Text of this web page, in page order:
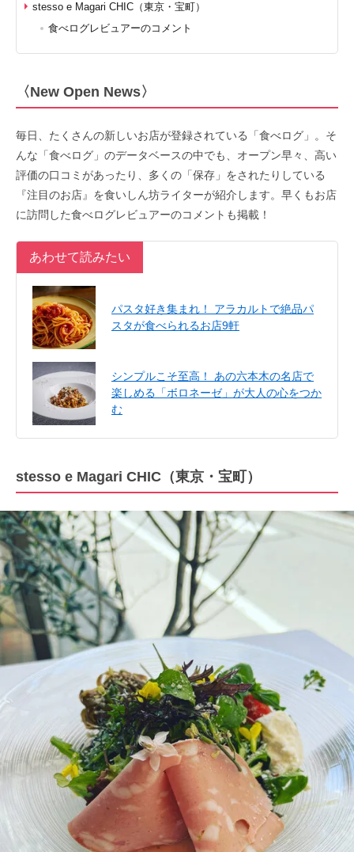
stesso e Magari CHIC（東京・宝町）
食べログレビュアーのコメント
〈New Open News〉
毎日、たくさんの新しいお店が登録されている「食べログ」。そ
んな「食べログ」のデータベースの中でも、オープン早々、高い
評価の口コミがあったり、多くの「保存」をされたりしている
『注目のお店』を食いしん坊ライターが紹介します。早くもお店
に訪問した食べログレビュアーのコメントも掲載！
あわせて読みたい
パスタ好き集まれ！ アラカルトで絶品パ
スタが食べられるお店9軒
シンプルこそ至高！ あの六本木の名店で
楽しめる「ボロネーゼ」が大人の心をつか
む
stesso e Magari CHIC（東京・宝町）